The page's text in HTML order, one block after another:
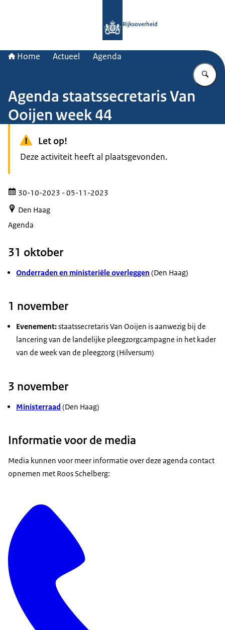
Rijksoverheid
Home Actueel Agenda
Agenda staatssecretaris Van
Ooijen week 44
Let op!
Deze activiteit heeft al plaatsgevonden.
30-10-2023 - 05-11-2023
Den Haag
Agenda
31 oktober
Onderraden en ministeriële overleggen (Den Haag)
1 november
Evenement:staatssecretaris Van Ooijen is aanwezig bij de
lancering van de landelijke pleegzorgcampagne in het kader
van de week van de pleegzorg (Hilversum)
3 november
Ministerraad (Den Haag)
Informatie voor de media
Media kunnen voor meer informatie over deze agenda contact
opnemen met Roos Schelberg: